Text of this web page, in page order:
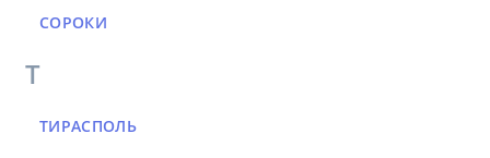
СОРОКИ
Т
ТИРАСПОЛЬ